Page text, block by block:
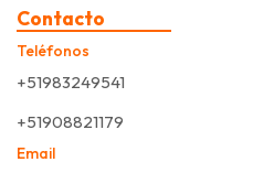
Contacto
Teléfonos
+51983249541
+51908821179
Email